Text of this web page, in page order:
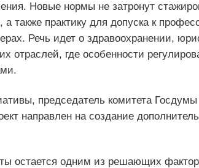
Новые нормы не затронут
также практику для допуска к
Речь идет о здравоохранении,
отраслей, где особенности
председатель комитета
направлен на создание
остается одним из решающих